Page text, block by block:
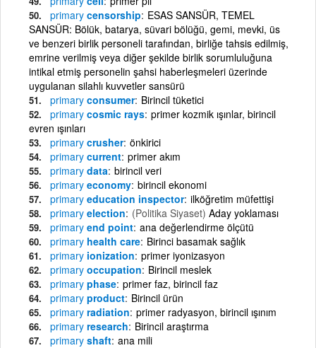
primary censorship ESAS SANSÜR, TEMEL
SANSÜR: Bölük, batarya, süvari bölüğü, gemi, mevki, üs
ve benzeri birlik personeli tarafından, birliğe tahsis edilmiş,
emrine verilmiş veya diğer şekilde birlik sorumluluğuna
intikal etmiş personelin şahsi haberleşmeleri üzerinde
uygulanan silahlı kuvvetler sansürü
primary consumer Birincil tüketici
primary cosmic rays primer kozmik ışınlar, birincil
evren ışınları
primary crusher önkirici
primary current primer akım
primary data birincil veri
primary economy birincil ekonomi
primary education inspector ilköğretim müfettişi
primary election (Politika Siyaset) Aday yoklaması
primary end point ana değerlendirme ölçütü
primary health care Birinci basamak sağlık
primary ionization primer iyonizasyon
primary occupation Birincil meslek
primary phase primer faz, birincil faz
primary product Birincil ürün
primary radiation primer radyasyon, birincil ışınım
primary research Birincil araştırma
primary shaft ana mili